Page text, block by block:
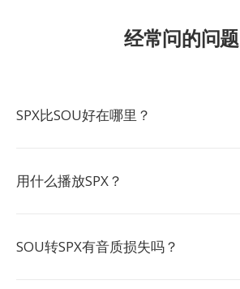
经常问的问题
SPX比SOU好在哪里？
用什么播放SPX？
SOU转SPX有音质损失吗？